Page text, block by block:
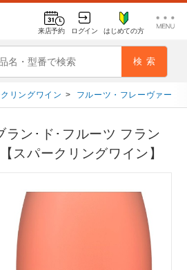
来店予約 ログイン はじめての方
リングワイン > フルーツ・フレーヴァー
ラン･ド･フルーツ フラン
パークリングワイン】